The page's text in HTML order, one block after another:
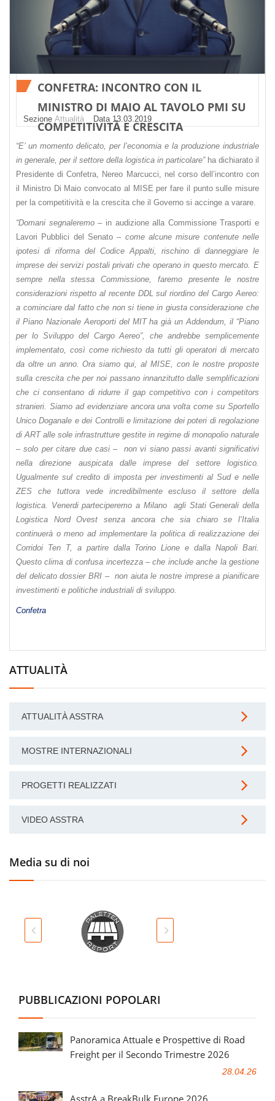
CONFETRA: INCONTRO CON IL
MINISTRO DI MAIO AL TAVOLO PMI SU
COMPETITIVITÀ E CRESCITA
Sezione Attualità Datа 13.03.2019
“E’ un momento delicato, per l’economia e la produzione industriale
in generale, per il settore della logistica in particolare”ha dichiarato il
Presidente di Confetra, Nereo Marcucci, nel corso dell’incontro con
il Ministro Di Maio convocato al MISE per fare il punto sulle misure
per la competitività e la crescita che il Governo si accinge a varare.
“Domani segnaleremo– in audizione alla Commissione Trasporti e
Lavori Pubblici del Senato – come alcune misure contenute nelle
ipotesi di riforma del Codice Appalti, rischino di danneggiare le
imprese dei servizi postali privati che operano in questo mercato. E
sempre nella stessa Commissione, faremo presente le nostre
considerazioni rispetto al recente DDL sul riordino del Cargo Aereo:
a cominciare dal fatto che non si tiene in giusta considerazione che
il Piano Nazionale Aeroporti del MIT ha già un Addendum, il “Piano
per lo Sviluppo del Cargo Aereo”, che andrebbe semplicemente
implementato, così come richiesto da tutti gli operatori di mercato
da oltre un anno. Ora siamo qui, al MISE, con le nostre proposte
sulla crescita che per noi passano innanzitutto dalle semplificazioni
che ci consentano di ridurre il gap competitivo con i competitors
stranieri. Siamo ad evidenziare ancora una volta come su Sportello
Unico Doganale e dei Controlli e limitazione dei poteri di regolazione
di ART alle sole infrastrutture gestite in regime di monopolio naturale
– solo per citare due casi – non vi siano passi avanti significativi
nella direzione auspicata dalle imprese del settore logistico.
Ugualmente sul credito di imposta per investimenti al Sud e nelle
ZES che tuttora vede incredibilmente escluso il settore della
logistica. Venerdi parteciperemo a Milano agli Stati Generali della
Logistica Nord Ovest senza ancora che sia chiaro se l’Italia
continuerà o meno ad implementare la politica di realizzazione dei
Corridoi Ten T, a partire dalla Torino Lione e dalla Napoli Bari.
Questo clima di confusa incertezza – che include anche la gestione
del delicato dossier BRI – non aiuta le nostre imprese a pianificare
investimenti e politiche industriali di sviluppo.
Confetra
ATTUALITÀ
ATTUALITÀ ASSTRA
MOSTRE INTERNAZIONALI
PROGETTI REALIZZATI
VIDEO ASSTRA
Media su di noi
PUBBLICAZIONI POPOLARI
Panoramica Attuale e Prospettive di Road
Freight per il Secondo Trimestre 2026
28.04.26